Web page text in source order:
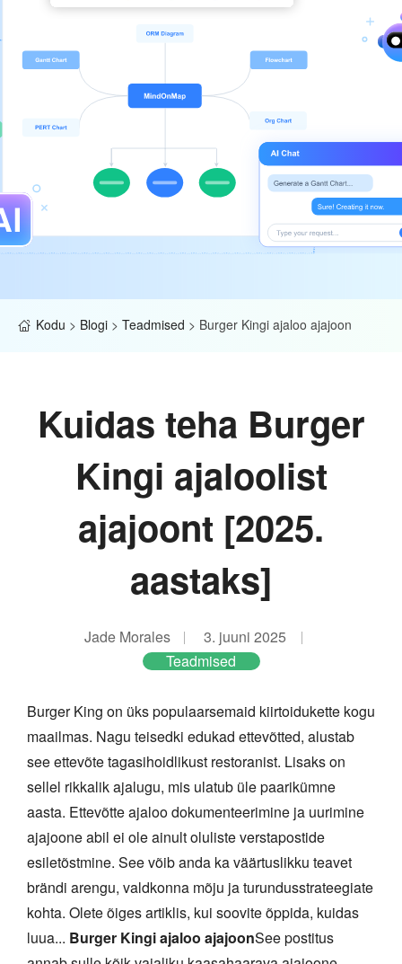
Kodu > Blogi > Teadmised > Burger Kingi ajaloo ajajoon
Kuidas teha Burger
Kingi ajaloolist
ajajoont [2025.
aastaks]
Jade Morales
3. juuni 2025
Teadmised
Burger King on üks populaarsemaid kiirtoidukette kogu
maailmas. Nagu teisedki edukad ettevõtted, alustab
see ettevõte tagasihoidlikust restoranist. Lisaks on
sellel rikkalik ajalugu, mis ulatub üle paarikümne
aasta. Ettevõtte ajaloo dokumenteerimine ja uurimine
ajajoone abil ei ole ainult oluliste verstapostide
esiletõstmine. See võib anda ka väärtuslikku teavet
brändi arengu, valdkonna mõju ja turundusstrateegiate
kohta. Olete õiges artiklis, kui soovite õppida, kuidas
luua... Burger Kingi ajaloo ajajoonSee postitus